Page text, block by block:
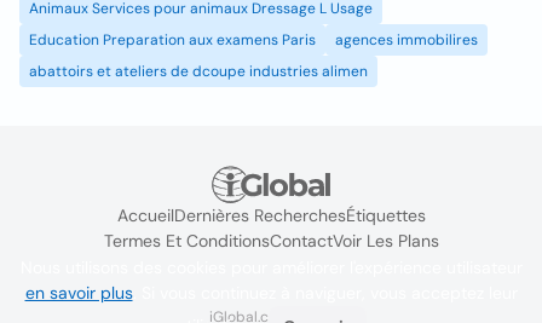
Animaux Services pour animaux Dressage L Usage
Education Preparation aux examens Paris
agences immobilires
abattoirs et ateliers de dcoupe industries alimen
AccueilDernières RecherchesÉtiquettes
Termes Et ConditionsContactVoir Les Plans
iGlobal.co @ 2024
en savoir plus. Si vous continuez à naviguer, vous acceptez leur